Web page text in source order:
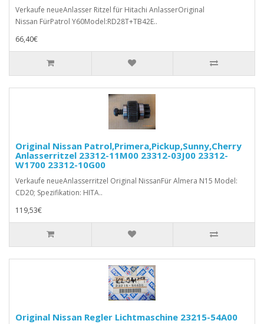
Verkaufe neueAnlasser Ritzel für Hitachi AnlasserOriginal
Nissan FürPatrol Y60Model:RD28T+TB42E..
66,40€
Original Nissan Patrol,Primera,Pickup,Sunny,Cherry
Anlasserritzel 23312-11M00 23312-03J00 23312-
W1700 23312-10G00
Verkaufe neueAnlasserritzel Original NissanFür Almera N15 Model:
CD20; Spezifikation: HITA..
119,53€
Original Nissan Regler Lichtmaschine 23215-54A00